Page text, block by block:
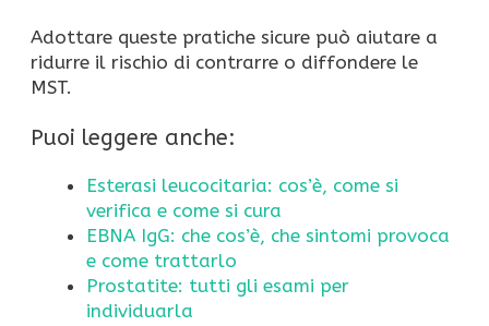
Adottare queste pratiche sicure può aiutare a
ridurre il rischio di contrarre o diffondere le
MST.
Puoi leggere anche:
Esterasi leucocitaria: cos’è, come si
verifica e come si cura
EBNA IgG: che cos’è, che sintomi provoca
e come trattarlo
Prostatite: tutti gli esami per
individuarla